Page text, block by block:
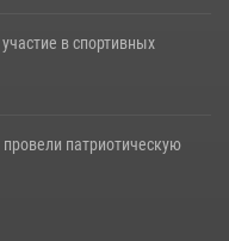
в спортивных
патриотическую